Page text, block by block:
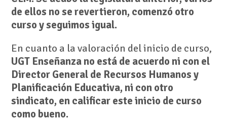
de ellos no se revertieron, comenzó otro
curso y seguimos igual.
En cuanto a la valoración del inicio de curso,
UGT Enseñanza no está de acuerdo ni con el
Director General de Recursos Humanos y
Planificación Educativa, ni con otro
sindicato, en calificar este inicio de curso
como bueno.